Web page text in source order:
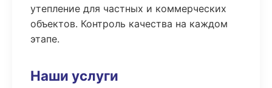
утепление для частных и коммерческих
объектов. Контроль качества на каждом
этапе.
Наши услуги